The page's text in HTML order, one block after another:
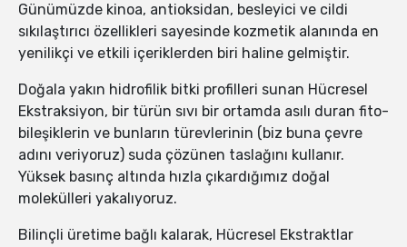
Günümüzde kinoa, antioksidan, besleyici ve cildi
sıkılaştırıcı özellikleri sayesinde kozmetik alanında en
yenilikçi ve etkili içeriklerden biri haline gelmiştir.
Doğala yakın hidrofilik bitki profilleri sunan Hücresel
Ekstraksiyon, bir türün sıvı bir ortamda asılı duran fito-
bileşiklerin ve bunların türevlerinin (biz buna çevre
adını veriyoruz) suda çözünen taslağını kullanır.
Yüksek basınç altında hızla çıkardığımız doğal
molekülleri yakalıyoruz.
Bilinçli üretime bağlı kalarak, Hücresel Ekstraktlar